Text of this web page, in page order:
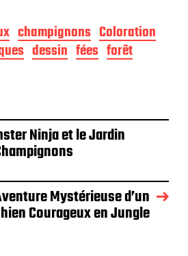
champignons Coloration
dessin fées forêt
Ninja et le Jardin
Mystérieuse d’un
Courageux en Jungle